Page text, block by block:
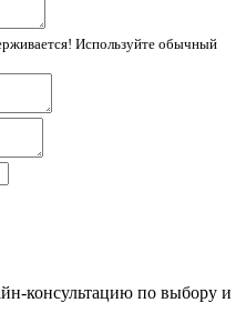
Используйте обычный
консультацию по выбору и